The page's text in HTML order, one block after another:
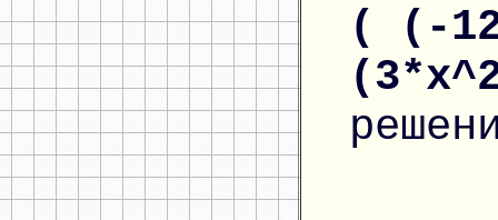
( (-